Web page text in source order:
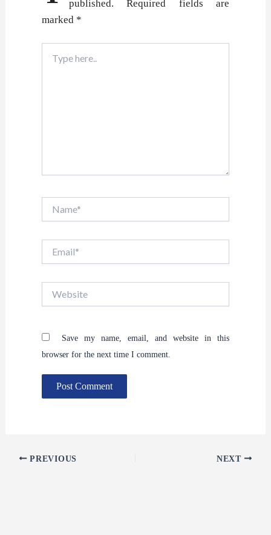
published.
Required fields are
marked *
here..
Save my name, email, and website in this
browser for the next time I comment.
PREVIOUS NEXT